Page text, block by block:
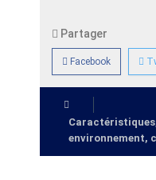
Partager
Facebook
environnement,